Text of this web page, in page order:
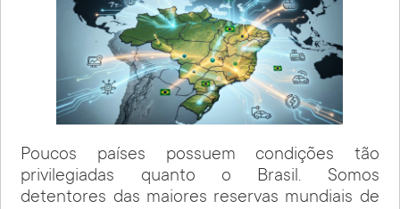
Poucos países possuem condições tão
privilegiadas quanto o Brasil. Somos
detentores das maiores reservas mundiais de